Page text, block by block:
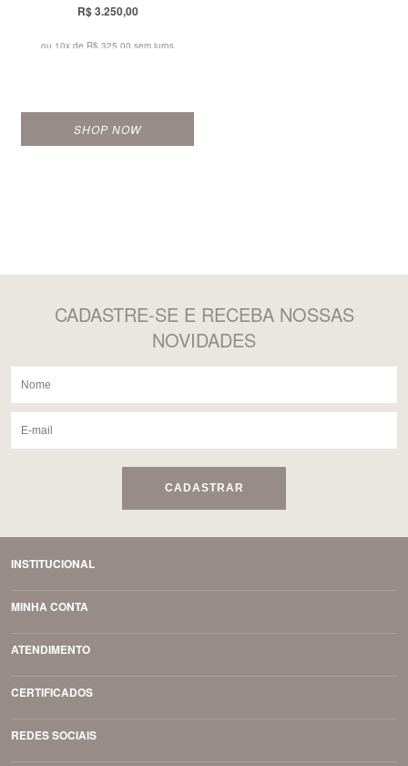
R$ 3.250,00
ou 10x de R$ 325,00 sem juros
SHOP NOW
CADASTRE-SE E RECEBA NOSSAS
NOVIDADES
CADASTRAR
INSTITUCIONAL
MINHA CONTA
ATENDIMENTO
CERTIFICADOS
REDES SOCIAIS